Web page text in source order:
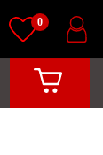
0